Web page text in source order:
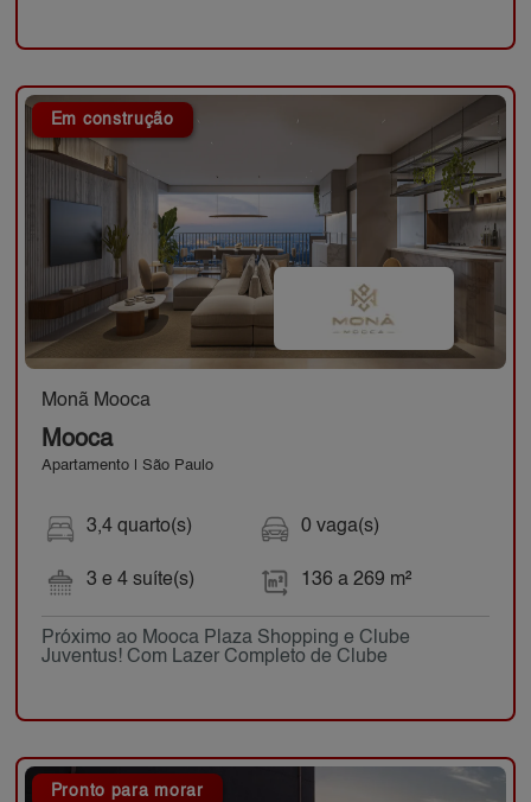
Em construção
Monã Mooca
Mooca
Apartamento | São Paulo
3,4 quarto(s)
3 e 4 suíte(s)
0 vaga(s)
136 a 269 m²
Próximo ao Mooca Plaza Shopping e Clube
Juventus! Com Lazer Completo de Clube
Pronto para morar